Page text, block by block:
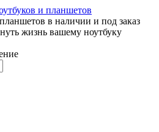
в наличии и под заказ
жизнь вашему ноутбуку